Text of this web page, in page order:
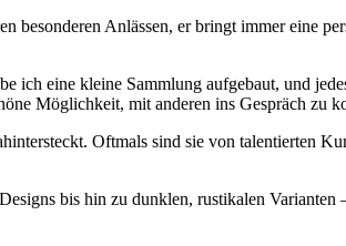
besonderen Anlässen, er bringt ⁤immer eine
​eine kleine ⁤Sammlung‍ aufgebaut, und
Möglichkeit, mit​ anderen ins Gespräch ⁣zu
Oftmals sind sie von‌ talentierten
⁢bis hin ⁣zu dunklen, rustikalen